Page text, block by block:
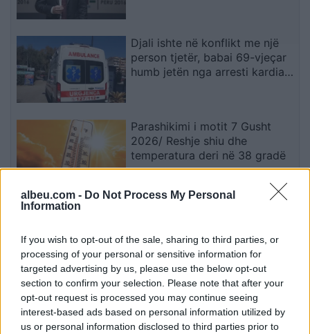
albeu.com - Do Not Process My Personal
Information
If you wish to opt-out of the sale, sharing to third parties, or
processing of your personal or sensitive information for
targeted advertising by us, please use the below opt-out
section to confirm your selection. Please note that after your
opt-out request is processed you may continue seeing
interest-based ads based on personal information utilized by
us or personal information disclosed to third parties prior to
Djali ishte në konflikt me një
person tjetër, babai 69-vjeçar
humb jetën nga arresti kardiak
Parashikimi i motit 7 Gusht
2026/ Reshje shiu dhe
temperatura deri në 38 gradë
secilën shenjë?